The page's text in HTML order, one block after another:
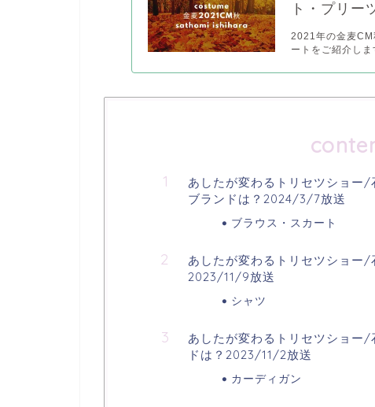
ト・プリー
2021年の金麦CM
ートをご紹介し
あしたが変わるトリセツショー
ブランドは？2024/3/7放送
ブラウス・スカート
あしたが変わるトリセツショー
2023/11/9放送
シャツ
あしたが変わるトリセツショー
ドは？2023/11/2放送
カーディガン